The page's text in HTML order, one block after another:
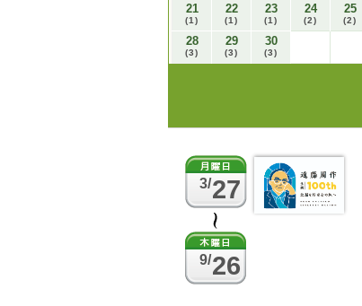
21
(1)
22
(1)
23
(1)
24
(2)
25
(2)
28
(3)
29
(3)
30
(3)
3/27
9/26